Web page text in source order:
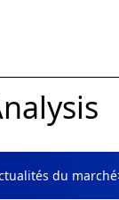
du marché